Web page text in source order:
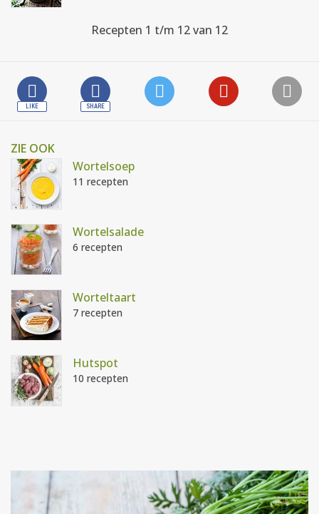
Recepten 1 t/m 12 van 12
ZIE OOK
Wortelsoep
11 recepten
Wortelsalade
6 recepten
Worteltaart
7 recepten
Hutspot
10 recepten